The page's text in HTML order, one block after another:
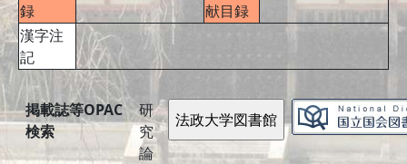
録
献目録
漢字注
記
掲載誌等OPAC
検索
研
究
論